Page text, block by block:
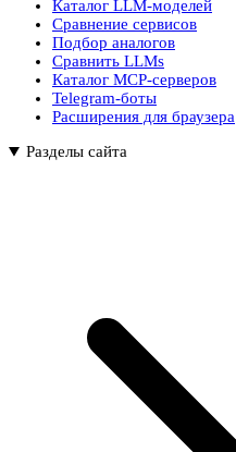
Каталог LLM-моделей
Сравнение сервисов
Подбор аналогов
Сравнить LLMs
Каталог MCP-серверов
Telegram-боты
Расширения для браузера
Разделы сайта